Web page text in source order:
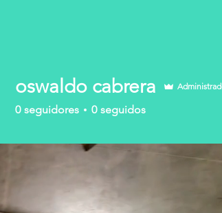
oswaldo cabrera
0 seguidores 0 seguidos